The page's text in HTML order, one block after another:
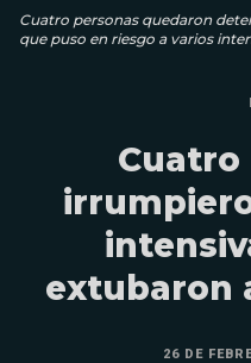
Cuatro personas quedaron
que puso en riesgo a varios
Cuatro
extubaron
26 DE